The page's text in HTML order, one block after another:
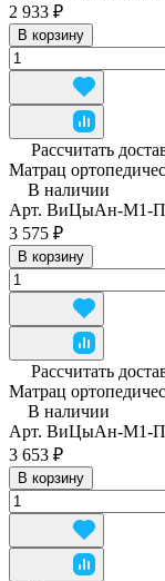
2 933 ₽
В корзину
Рассчитать
Матрац
В наличии
Арт. ВиЦыАн-М1-
3 575 ₽
В корзину
Рассчитать
Матрац
В наличии
Арт. ВиЦыАн-М1-
3 653 ₽
В корзину